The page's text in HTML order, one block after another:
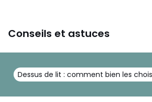
Conseils et astuces
Dessus de lit : comment bien les